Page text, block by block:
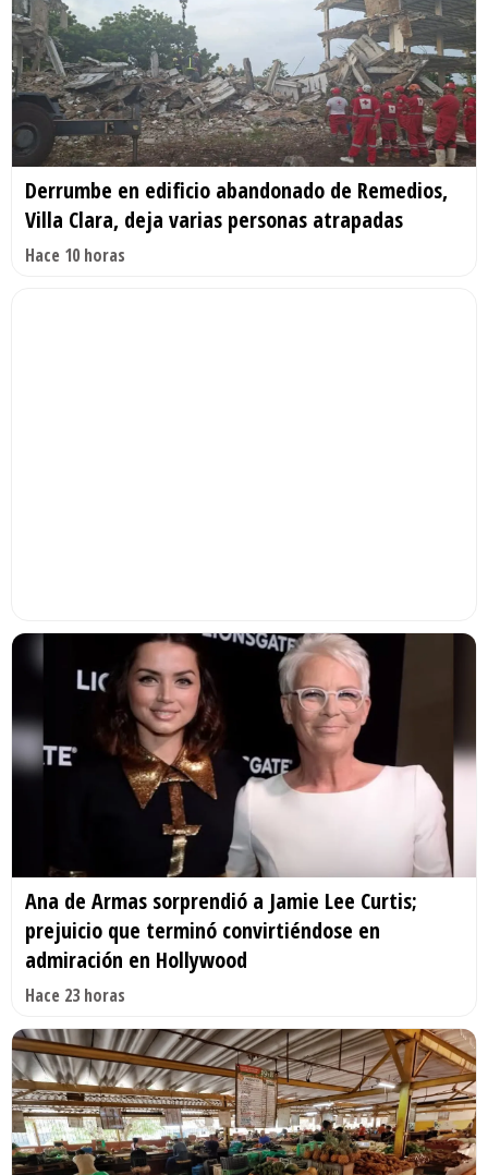
Derrumbe en edificio abandonado de Remedios,
Villa Clara, deja varias personas atrapadas
Hace 10 horas
Ana de Armas sorprendió a Jamie Lee Curtis;
prejuicio que terminó convirtiéndose en
admiración en Hollywood
Hace 23 horas